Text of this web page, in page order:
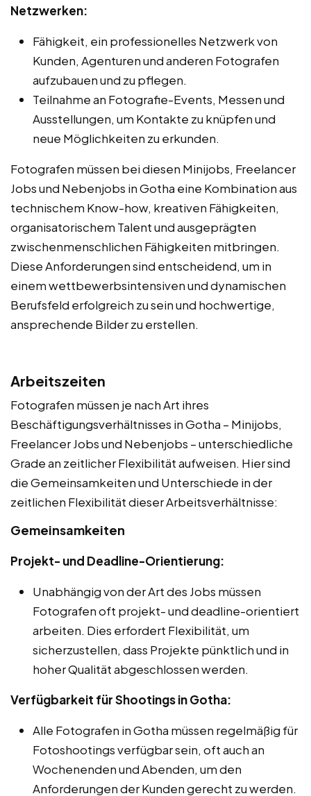
Netzwerken:
Fähigkeit, ein professionelles Netzwerk von
Kunden, Agenturen und anderen Fotografen
aufzubauen und zu pflegen.
Teilnahme an Fotografie-Events, Messen und
Ausstellungen, um Kontakte zu knüpfen und
neue Möglichkeiten zu erkunden.
Fotografen müssen bei diesen Minijobs, Freelancer
Jobs und Nebenjobs in Gotha eine Kombination aus
technischem Know-how, kreativen Fähigkeiten,
organisatorischem Talent und ausgeprägten
zwischenmenschlichen Fähigkeiten mitbringen.
Diese Anforderungen sind entscheidend, um in
einem wettbewerbsintensiven und dynamischen
Berufsfeld erfolgreich zu sein und hochwertige,
ansprechende Bilder zu erstellen.
Arbeitszeiten
Fotografen müssen je nach Art ihres
Beschäftigungsverhältnisses in Gotha – Minijobs,
Freelancer Jobs und Nebenjobs – unterschiedliche
Grade an zeitlicher Flexibilität aufweisen. Hier sind
die Gemeinsamkeiten und Unterschiede in der
zeitlichen Flexibilität dieser Arbeitsverhältnisse:
Gemeinsamkeiten
Projekt- und Deadline-Orientierung:
Unabhängig von der Art des Jobs müssen
Fotografen oft projekt- und deadline-orientiert
arbeiten. Dies erfordert Flexibilität, um
sicherzustellen, dass Projekte pünktlich und in
hoher Qualität abgeschlossen werden.
Verfügbarkeit für Shootings in Gotha:
Alle Fotografen in Gotha müssen regelmäßig für
Fotoshootings verfügbar sein, oft auch an
Wochenenden und Abenden, um den
Anforderungen der Kunden gerecht zu werden.